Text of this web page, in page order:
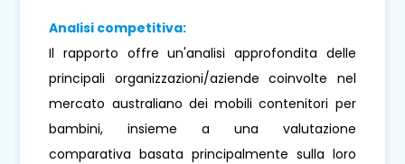
Analisi competitiva:
Il rapporto offre un'analisi approfondita delle
principali organizzazioni/aziende coinvolte nel
mercato australiano dei mobili contenitori per
bambini, insieme a una valutazione
comparativa basata principalmente sulla loro